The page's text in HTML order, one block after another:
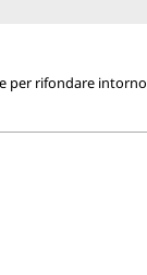
per rifondare intorno